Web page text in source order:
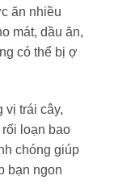
ăn nhiều
mát, dầu ăn,
có thể bị ợ
trái cây,
loạn bao
chóng giúp
bạn ngon